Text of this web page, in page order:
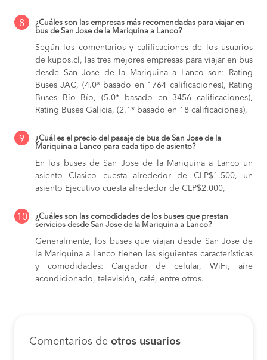
8
¿Cuáles son las empresas más recomendadas para viajar en
bus de San Jose de la Mariquina a Lanco?
Según los comentarios y calificaciones de los usuarios
de kupos.cl, las tres mejores empresas para viajar en bus
desde San Jose de la Mariquina a Lanco son: Rating
Buses JAC, (4.0* basado en 1764 calificaciones), Rating
Buses Bío Bío, (5.0* basado en 3456 calificaciones),
Rating Buses Galicia, (2.1* basado en 18 calificaciones),
9
¿Cuál es el precio del pasaje de bus de San Jose de la
Mariquina a Lanco para cada tipo de asiento?
En los buses de San Jose de la Mariquina a Lanco un
asiento Clasico cuesta alrededor de CLP$1.500, un
asiento Ejecutivo cuesta alrededor de CLP$2.000,
10
¿Cuáles son las comodidades de los buses que prestan
servicios desde San Jose de la Mariquina a Lanco?
Generalmente, los buses que viajan desde San Jose de
la Mariquina a Lanco tienen las siguientes características
y comodidades: Cargador de celular, WiFi, aire
acondicionado, televisión, café, entre otros.
Comentarios de otros usuarios